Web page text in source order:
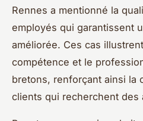
Rennes a mentionné la
employés qui garantissent
améliorée. Ces cas
compétence et le
bretons, renforçant ainsi la
clients qui recherchent des